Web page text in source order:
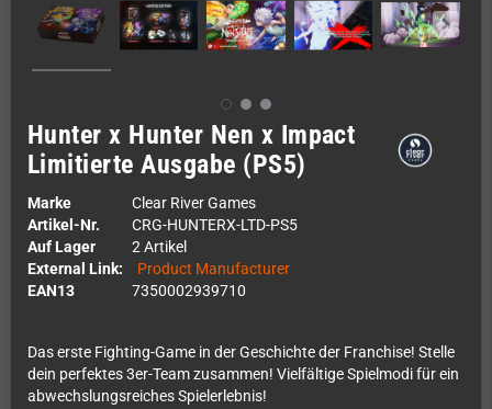
Hunter x Hunter Nen x Impact
Limitierte Ausgabe (PS5)
Marke
Clear River Games
Artikel-Nr.
CRG-HUNTERX-LTD-PS5
Auf Lager
2 Artikel
External Link:
Product Manufacturer
EAN13
7350002939710
Das erste Fighting-Game in der Geschichte der Franchise! Stelle
dein perfektes 3er-Team zusammen! Vielfältige Spielmodi für ein
abwechslungsreiches Spielerlebnis!